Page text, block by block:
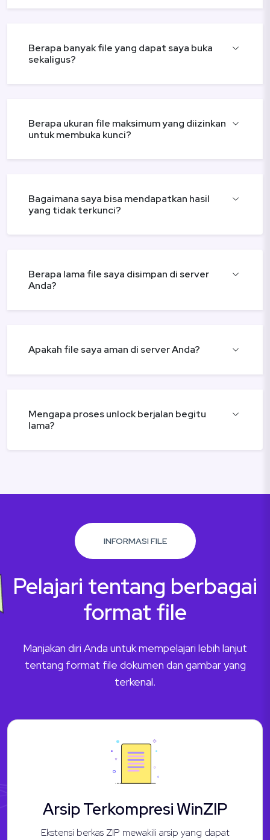
Berapa banyak file yang dapat saya buka
sekaligus?
Berapa ukuran file maksimum yang diizinkan
untuk membuka kunci?
Bagaimana saya bisa mendapatkan hasil
yang tidak terkunci?
Berapa lama file saya disimpan di server
Anda?
Apakah file saya aman di server Anda?
Mengapa proses unlock berjalan begitu
lama?
INFORMASI FILE
Pelajari tentang berbagai
format file
Manjakan diri Anda untuk mempelajari lebih lanjut
tentang format file dokumen dan gambar yang
terkenal.
Arsip Terkompresi WinZIP
Ekstensi berkas ZIP mewakili arsip yang dapat